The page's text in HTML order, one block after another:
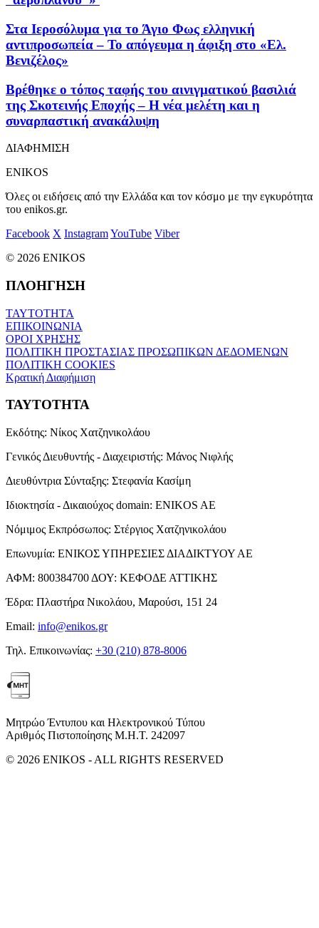
Στα Ιεροσόλυμα για το Άγιο Φως ελληνική
αντιπροσωπεία – Το απόγευμα η άφιξη στο «Ελ.
Βενιζέλος»
Βρέθηκε ο τόπος ταφής του αινιγματικού βασιλιά
της Σκοτεινής Εποχής – Η νέα μελέτη και η
συναρπαστική ανακάλυψη
ΔΙΑΦΗΜΙΣΗ
ENIKOS
Όλες οι ειδήσεις από την Ελλάδα και τον κόσμο με την εγκυρότητα
του enikos.gr.
Facebook X InstagramYouTube Viber
© 2026 ENIKOS
ΠΛΟΗΓΗΣΗ
ΤΑΥΤΟΤΗΤΑ
ΕΠΙΚΟΙΝΩΝΙΑ
ΟΡΟΙ ΧΡΗΣΗΣ
ΠΟΛΙΤΙΚΗ ΠΡΟΣΤΑΣΙΑΣ ΠΡΟΣΩΠΙΚΩΝ ΔΕΔΟΜΕΝΩΝ
ΠΟΛΙΤΙΚΗ COOKIES
Κρατική Διαφήμιση
ΤΑΥΤΟΤΗΤΑ
Εκδότης: Νίκος Χατζηνικολάου
Γενικός Διευθυντής - Διαχειριστής: Μάνος Νιφλής
Διευθύντρια Σύνταξης: Στεφανία Κασίμη
Ιδιοκτησία - Δικαιούχος domain: ENIKOS AE
Νόμιμος Εκπρόσωπος: Στέργιος Χατζηνικολάου
Επωνυμία: ΕΝΙΚΟΣ ΥΠΗΡΕΣΙΕΣ ΔΙΑΔΙΚΤΥΟΥ ΑΕ
ΑΦΜ: 800384700 ΔΟΥ: ΚΕΦΟΔΕ ΑΤΤΙΚΗΣ
Έδρα: Πλαστήρα Νικολάου, Μαρούσι, 151 24
Email: info@enikos.gr
Τηλ. Επικοινωνίας: +30 (210) 878-8006
Μητρώο Έντυπου και Ηλεκτρονικού Τύπου
Αριθμός Πιστοποίησης Μ.Η.Τ. 242097
© 2026 ENIKOS - ALL RIGHTS RESERVED